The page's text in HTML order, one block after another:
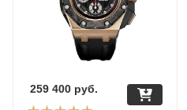
259 400 руб.